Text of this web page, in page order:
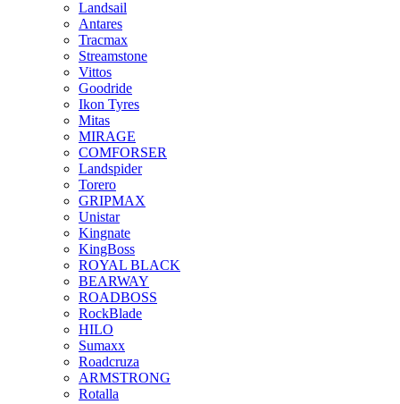
Landsail
Antares
Tracmax
Streamstone
Vittos
Goodride
Ikon Tyres
Mitas
MIRAGE
COMFORSER
Landspider
Torero
GRIPMAX
Unistar
Kingnate
KingBoss
ROYAL BLACK
BEARWAY
ROADBOSS
RockBlade
HILO
Sumaxx
Roadcruza
ARMSTRONG
Rotalla